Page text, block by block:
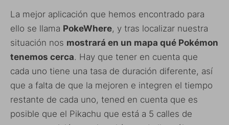
La mejor aplicación que hemos encontrado para
ello se llama PokeWhere, y tras localizar nuestra
situación nos mostrará en un mapa qué Pokémon
tenemos cerca. Hay que tener en cuenta que
cada uno tiene una tasa de duración diferente, así
que a falta de que la mejoren e integren el tiempo
restante de cada uno, tened en cuenta que es
posible que el Pikachu que está a 5 calles de